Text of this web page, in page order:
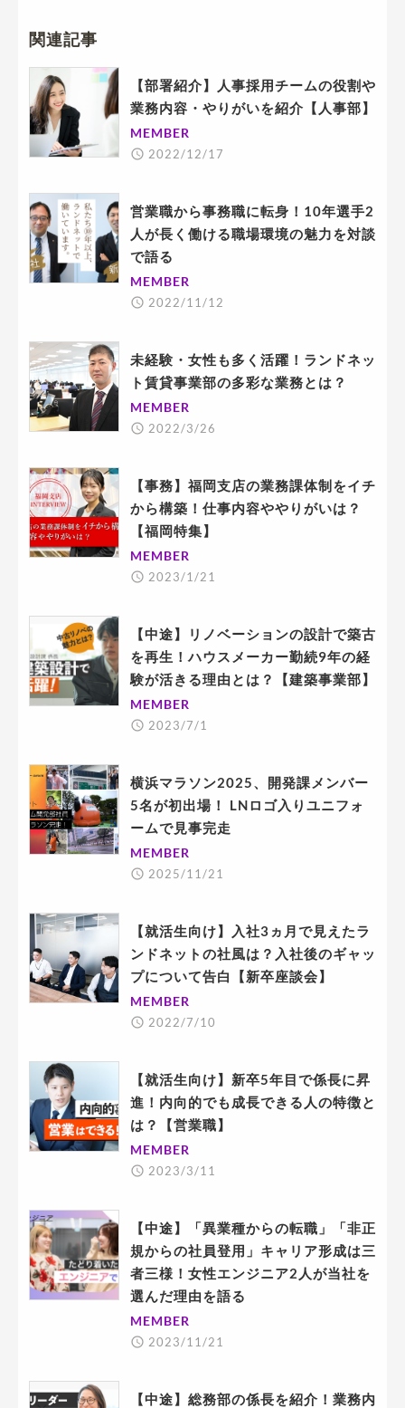
関連記事
【部署紹介】人事採用チームの役割や
業務内容・やりがいを紹介【人事部】
MEMBER
2022/12/17
営業職から事務職に転身！10年選手2
人が長く働ける職場環境の魅力を対談
で語る
MEMBER
2022/11/12
未経験・女性も多く活躍！ランドネッ
ト賃貸事業部の多彩な業務とは？
MEMBER
2022/3/26
【事務】福岡支店の業務課体制をイチ
から構築！仕事内容ややりがいは？
【福岡特集】
MEMBER
2023/1/21
【中途】リノベーションの設計で築古
を再生！ハウスメーカー勤続9年の経
験が活きる理由とは？【建築事業部】
MEMBER
2023/7/1
横浜マラソン2025、開発課メンバー
5名が初出場！ LNロゴ入りユニフォ
ームで見事完走
MEMBER
2025/11/21
【就活生向け】入社3ヵ月で見えたラ
ンドネットの社風は？入社後のギャッ
プについて告白【新卒座談会】
MEMBER
2022/7/10
【就活生向け】新卒5年目で係長に昇
進！内向的でも成長できる人の特徴と
は？【営業職】
MEMBER
2023/3/11
【中途】「異業種からの転職」「非正
規からの社員登用」キャリア形成は三
者三様！女性エンジニア2人が当社を
選んだ理由を語る
MEMBER
2023/11/21
【中途】総務部の係長を紹介！業務内